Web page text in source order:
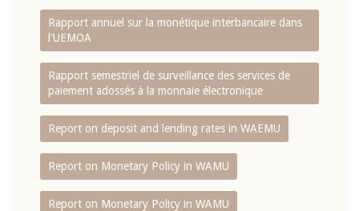
Rapport annuel sur la monétique interbancaire dans
l'UEMOA
Rapport semestriel de surveillance des services de
paiement adossés à la monnaie électronique
Report on deposit and lending rates in WAEMU
Report on Monetary Policy in WAMU
Report on Monetary Policy in WAMU